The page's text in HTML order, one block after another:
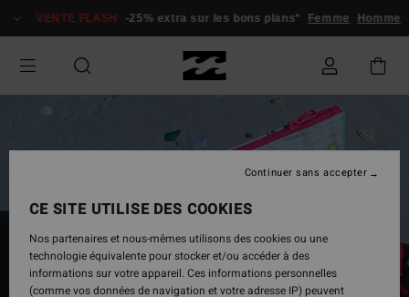
produit
VENTE FLASH -25% extra sur les bons plans* Femme Homme
CE SITE UTILISE DES COOKIES
Nos partenaires et nous-mêmes utilisons des cookies ou une
technologie équivalente pour stocker et/ou accéder à des
informations sur votre appareil. Ces informations personnelles
(comme vos données de navigation et votre adresse IP) peuvent
Continuer sans accepter